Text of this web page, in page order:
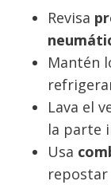
Revisa
Mantén
Lava el
la parte
Usa
repostar